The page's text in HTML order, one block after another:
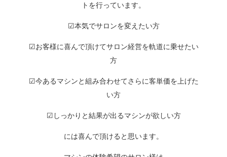
トを行っています。
☑︎本気でサロンを変えたい方
☑︎お客様に喜んで頂けてサロン経営を軌道に乗せたい
方
☑︎今あるマシンと組み合わせてさらに客単価を上げた
い方
☑︎ しっかりと結果が出るマシンが欲しい方
には喜んで頂けると思います。